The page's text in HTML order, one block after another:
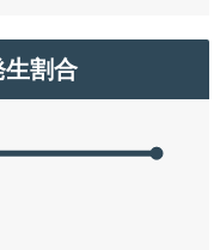
生割合